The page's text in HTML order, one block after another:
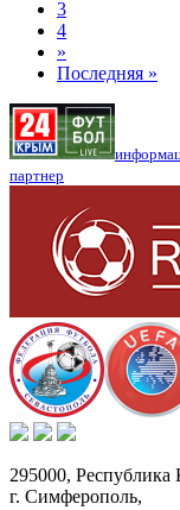
3
4
»
Последняя »
партнер
295000,
г. Симферополь,